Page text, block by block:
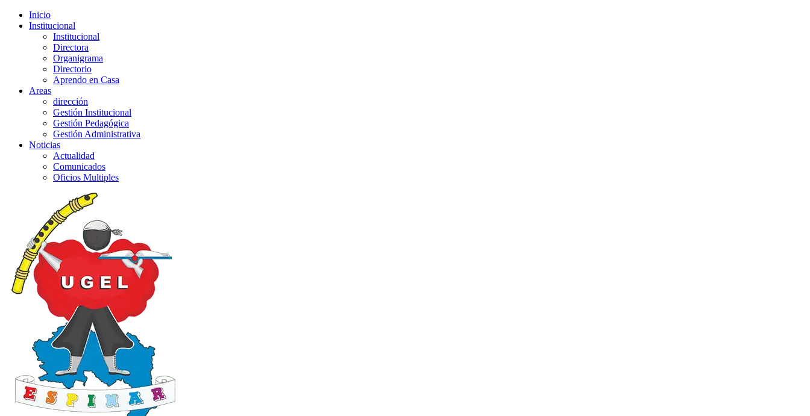
Inicio
Institucional
Institucional
Directora
Organigrama
Directorio
Aprendo en Casa
Areas
dirección
Gestión Institucional
Gestión Pedagógica
Gestión Administrativa
Noticias
Actualidad
Comunicados
Oficios Multiples